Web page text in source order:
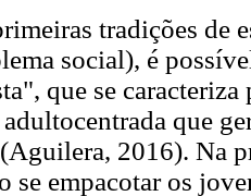
tradições de
social), é
que se
que
2016). Na
se empacotar os